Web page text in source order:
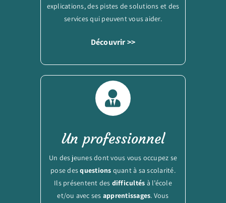
explications, des pistes de solutions et des
services qui peuvent vous aider.
Découvrir >>
Un professionnel
Un des jeunes dont vous vous occupez se
pose desquestions quant à sa scolarité.
Ils présentent des difficultés à l’école
et/ou avec ses apprentissages. Vous